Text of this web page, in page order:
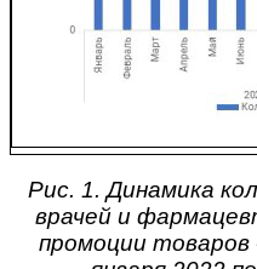
Рис. 1. Динамика
врачей и
промоции товаров